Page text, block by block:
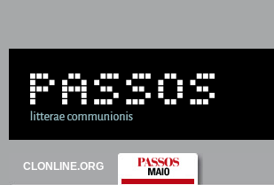
CLONLINE.ORG